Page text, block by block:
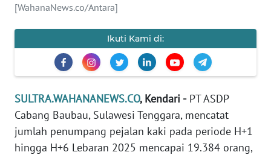
[WahanaNews.co/Antara]
Ikuti Kami di:
SULTRA.WAHANANEWS.CO, Kendari -PT ASDP
Cabang Baubau, Sulawesi Tenggara, mencatat
jumlah penumpang pejalan kaki pada periode H+1
hingga H+6 Lebaran 2025 mencapai 19.384 orang,
SIBER
REDAKSI
KARIR
DISCLAIMER